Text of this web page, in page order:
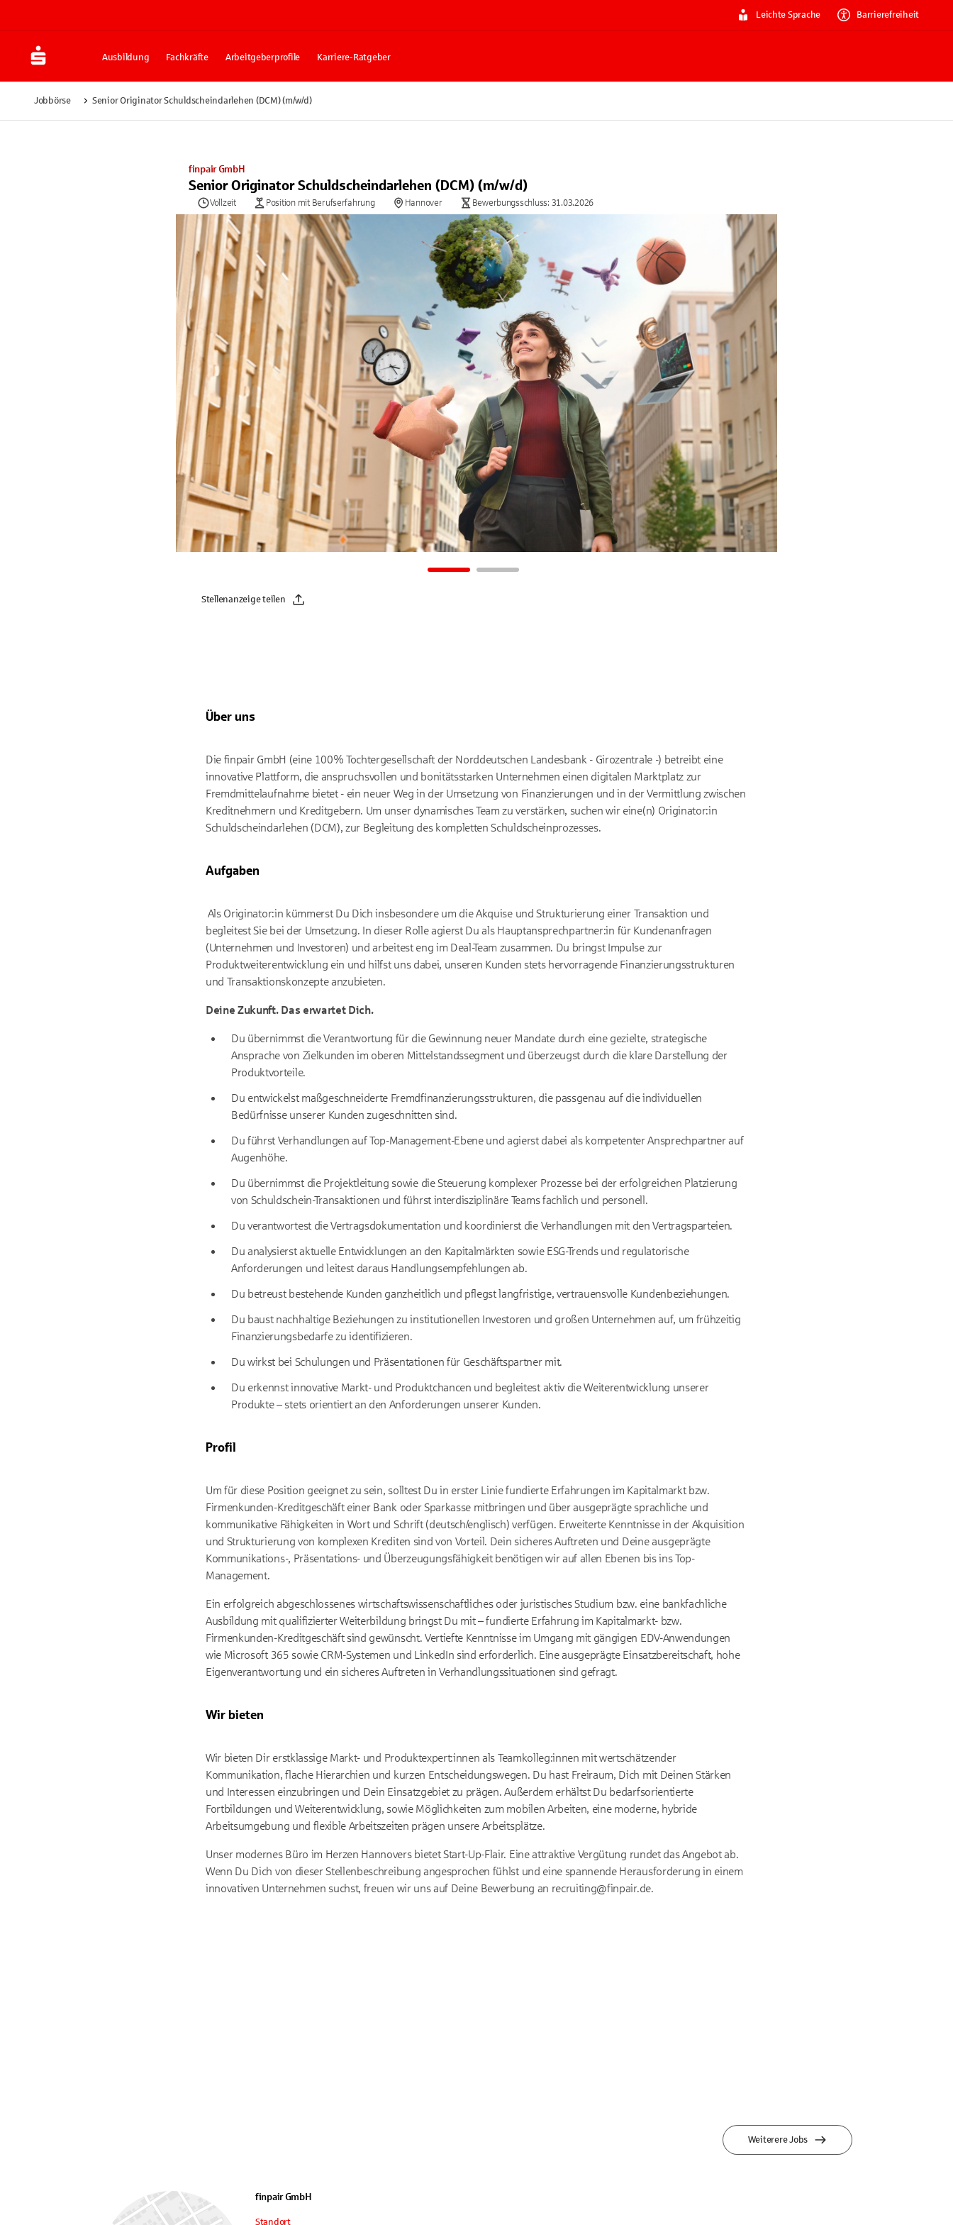
Leichte Sprache Barrierefreiheit
Ausbildung Fachkräfte Arbeitgeberprofile Karriere-Ratgeber
Jobbörse Senior Originator Schuldscheindarlehen (DCM) (m/w/d)
finpair GmbH
Senior Originator Schuldscheindarlehen (DCM) (m/w/d)
Vollzeit Position mit Berufserfahrung Hannover Bewerbungsschluss: 31.03.2026
Stellenanzeige teilen
Über uns
Die finpair GmbH (eine 100% Tochtergesellschaft der Norddeutschen Landesbank - Girozentrale -) betreibt eine
innovative Plattform, die anspruchsvollen und bonitätsstarken Unternehmen einen digitalen Marktplatz zur
Fremdmittelaufnahme bietet - ein neuer Weg in der Umsetzung von Finanzierungen und in der Vermittlung zwischen
Kreditnehmern und Kreditgebern. Um unser dynamisches Team zu verstärken, suchen wir eine(n) Originator:in
Schuldscheindarlehen (DCM), zur Begleitung des kompletten Schuldscheinprozesses.
Aufgaben
Als Originator:in kümmerst Du Dich insbesondere um die Akquise und Strukturierung einer Transaktion und
begleitest Sie bei der Umsetzung. In dieser Rolle agierst Du als Hauptansprechpartner:in für Kundenanfragen
(Unternehmen und Investoren) und arbeitest eng im Deal-Team zusammen. Du bringst Impulse zur
Produktweiterentwicklung ein und hilfst uns dabei, unseren Kunden stets hervorragende Finanzierungsstrukturen
und Transaktionskonzepte anzubieten.
Deine Zukunft. Das erwartet Dich.
Du übernimmst die Verantwortung für die Gewinnung neuer Mandate durch eine gezielte, strategische
Ansprache von Zielkunden im oberen Mittelstandssegment und überzeugst durch die klare Darstellung der
Produktvorteile.
Du entwickelst maßgeschneiderte Fremdfinanzierungsstrukturen, die passgenau auf die individuellen
Bedürfnisse unserer Kunden zugeschnitten sind.
Du führst Verhandlungen auf Top-Management-Ebene und agierst dabei als kompetenter Ansprechpartner auf
Augenhöhe.
Du übernimmst die Projektleitung sowie die Steuerung komplexer Prozesse bei der erfolgreichen Platzierung
von Schuldschein-Transaktionen und führst interdisziplinäre Teams fachlich und personell.
Du verantwortest die Vertragsdokumentation und koordinierst die Verhandlungen mit den Vertragsparteien.
Du analysierst aktuelle Entwicklungen an den Kapitalmärkten sowie ESG-Trends und regulatorische
Anforderungen und leitest daraus Handlungsempfehlungen ab.
Du betreust bestehende Kunden ganzheitlich und pflegst langfristige, vertrauensvolle Kundenbeziehungen.
Du baust nachhaltige Beziehungen zu institutionellen Investoren und großen Unternehmen auf, um frühzeitig
Finanzierungsbedarfe zu identifizieren.
Du wirkst bei Schulungen und Präsentationen für Geschäftspartner mit.
Du erkennst innovative Markt- und Produktchancen und begleitest aktiv die Weiterentwicklung unserer
Produkte – stets orientiert an den Anforderungen unserer Kunden.
Profil
Um für diese Position geeignet zu sein, solltest Du in erster Linie fundierte Erfahrungen im Kapitalmarkt bzw.
Firmenkunden-Kreditgeschäft einer Bank oder Sparkasse mitbringen und über ausgeprägte sprachliche und
kommunikative Fähigkeiten in Wort und Schrift (deutsch/englisch) verfügen. Erweiterte Kenntnisse in der Akquisition
und Strukturierung von komplexen Krediten sind von Vorteil. Dein sicheres Auftreten und Deine ausgeprägte
Kommunikations-, Präsentations- und Überzeugungsfähigkeit benötigen wir auf allen Ebenen bis ins Top-
Management.
Ein erfolgreich abgeschlossenes wirtschaftswissenschaftliches oder juristisches Studium bzw. eine bankfachliche
Ausbildung mit qualifizierter Weiterbildung bringst Du mit – fundierte Erfahrung im Kapitalmarkt- bzw.
Firmenkunden-Kreditgeschäft sind gewünscht. Vertiefte Kenntnisse im Umgang mit gängigen EDV-Anwendungen
wie Microsoft 365 sowie CRM-Systemen und LinkedIn sind erforderlich. Eine ausgeprägte Einsatzbereitschaft, hohe
Eigenverantwortung und ein sicheres Auftreten in Verhandlungssituationen sind gefragt.
Wir bieten
Wir bieten Dir erstklassige Markt- und Produktexpert:innen als Teamkolleg:innen mit wertschätzender
Kommunikation, flache Hierarchien und kurzen Entscheidungswegen. Du hast Freiraum, Dich mit Deinen Stärken
und Interessen einzubringen und Dein Einsatzgebiet zu prägen. Außerdem erhältst Du bedarfsorientierte
Fortbildungen und Weiterentwicklung, sowie Möglichkeiten zum mobilen Arbeiten, eine moderne, hybride
Arbeitsumgebung und flexible Arbeitszeiten prägen unsere Arbeitsplätze.
Unser modernes Büro im Herzen Hannovers bietet Start-Up-Flair. Eine attraktive Vergütung rundet das Angebot ab.
Wenn Du Dich von dieser Stellenbeschreibung angesprochen fühlst und eine spannende Herausforderung in einem
innovativen Unternehmen suchst, freuen wir uns auf Deine Bewerbung an recruiting@finpair.de.
Weiterere Jobs
finpair GmbH
Standort